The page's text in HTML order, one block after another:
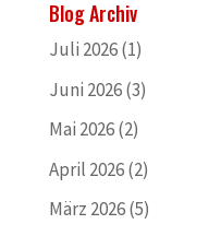
Blog Archiv
Juli 2026(1)
Juni 2026(3)
Mai 2026(2)
April 2026(2)
März 2026(5)